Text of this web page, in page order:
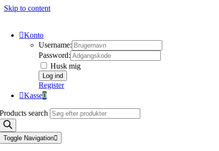
Skip to content
Konto
Username:
Password:
Husk mig
Register
Kasse0
Products search
Toggle Navigation